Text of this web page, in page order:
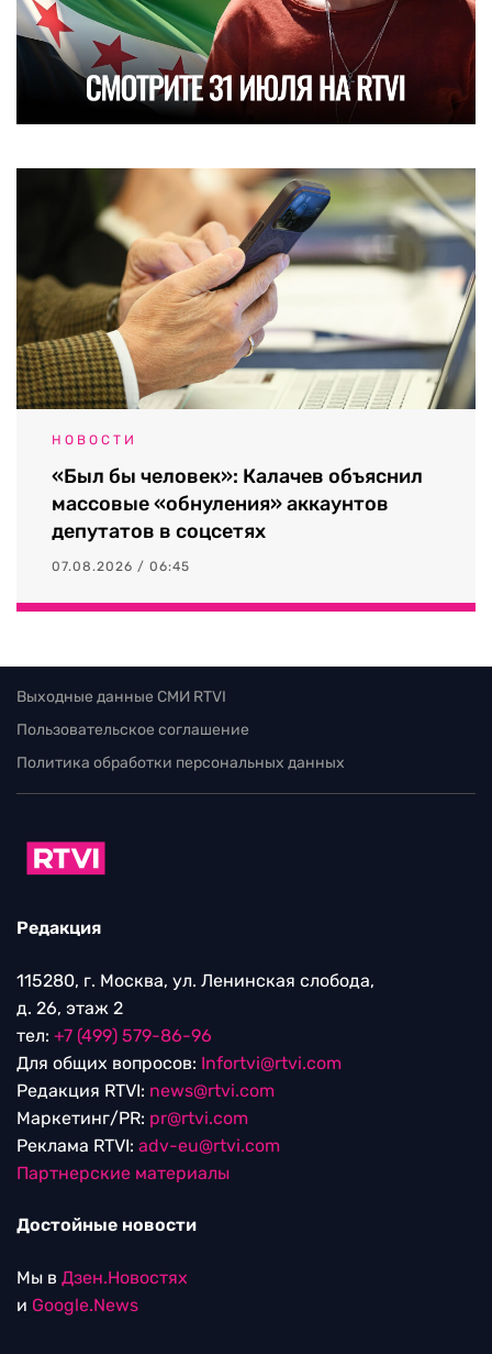
НОВОСТИ
«Был бы человек»: Калачев объяснил
массовые «обнуления» аккаунтов
депутатов в соцсетях
07.08.2026 / 06:45
Выходные данные СМИ RTVI
Пользовательское соглашение
Политика обработки персональных данных
Редакция
115280, г. Москва, ул. Ленинская слобода,
д. 26, этаж 2
тел: +7 (499) 579-86-96
Для общих вопросов: Infortvi@rtvi.com
Редакция RTVI: news@rtvi.com
Маркетинг/PR: pr@rtvi.com
Реклама RTVI: adv-eu@rtvi.com
Партнерские материалы
Достойные новости
Мы в Дзен.Новостях
и Google.News